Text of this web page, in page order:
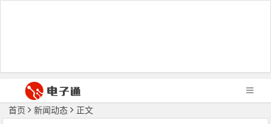
首页 新闻动态 正文